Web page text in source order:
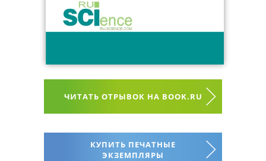
ЧИТАТЬ ОТРЫВОК НА BOOK.RU
КУПИТЬ ПЕЧАТНЫЕ
ЭКЗЕМПЛЯРЫ